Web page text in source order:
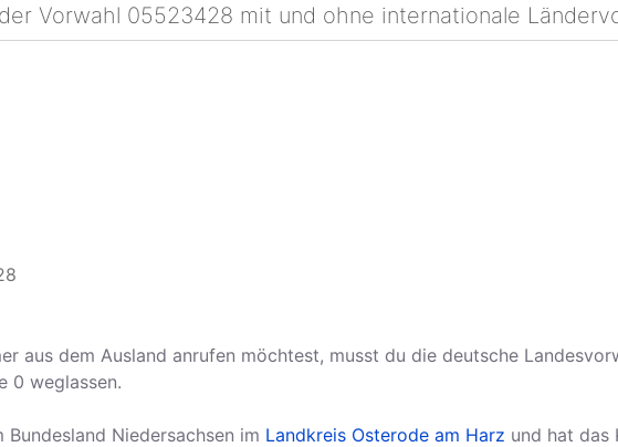
Vorwahl 05523428 mit und ohne internationale
aus dem Ausland anrufen möchtest, musst du die deutsche
0 weglassen.
Bundesland Niedersachsen im Landkreis Osterode am Harz und hat das